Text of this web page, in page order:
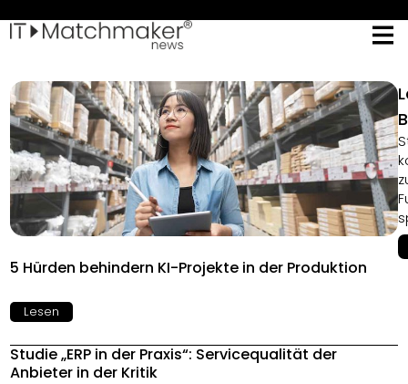
5 Hürden behindern KI-Projekte in der Produktion
Lesen
Studie „ERP in der Praxis“: Servicequalität der
Anbieter in der Kritik